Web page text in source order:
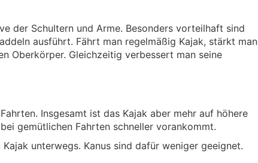
der Schultern und Arme. Besonders vorteilhaft sind
ausführt. Fährt man regelmäßig Kajak, stärkt man
Oberkörper. Gleichzeitig verbessert man seine
Insgesamt ist das Kajak aber mehr auf höhere
gemütlichen Fahrten schneller vorankommt.
unterwegs. Kanus sind dafür weniger geeignet.